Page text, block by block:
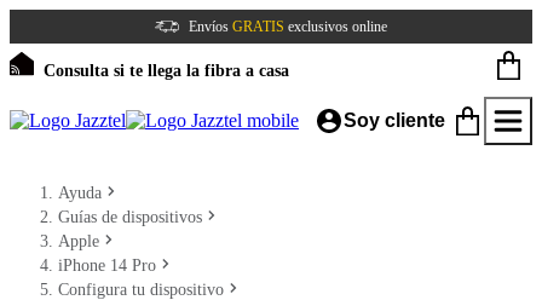
Envíos GRATIS exclusivos online
Consulta si te llega la fibra a casa
Soy cliente
Ayuda
Guías de dispositivos
Apple
iPhone 14 Pro
Configura tu dispositivo